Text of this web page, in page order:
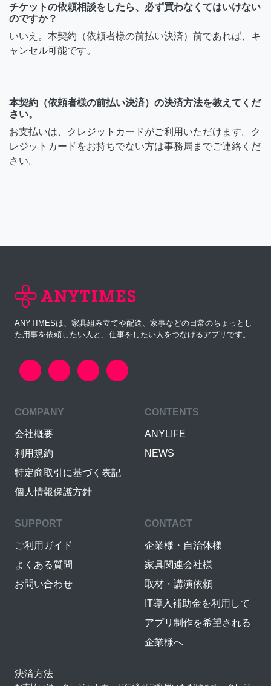
チケットの依頼相談をしたら、必ず買わなくてはいけない
のですか？
いいえ。本契約（依頼者様の前払い決済）前であれば、キ
ャンセル可能です。
本契約（依頼者様の前払い決済）の決済方法を教えてくだ
さい。
お支払いは、クレジットカードがご利用いただけます。ク
レジットカードをお持ちでない方は事務局までご連絡くだ
さい。
ANYTIMESは、家具組み立てや配送、家事などの日常のちょっとし
た用事を依頼したい人と、仕事をしたい人をつなげるアプリです。
COMPANY
会社概要
利用規約
特定商取引に基づく表記
個人情報保護方針
CONTENTS
ANYLIFE
NEWS
SUPPORT
ご利用ガイド
よくある質問
お問い合わせ
CONTACT
企業様・自治体様
家具関連会社様
取材・講演依頼
IT導入補助金を利用して
アプリ制作を希望される
企業様へ
決済方法